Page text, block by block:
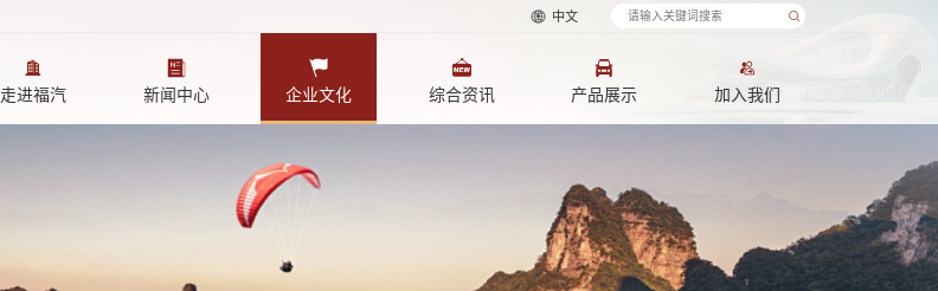
中文
走进福汽 新闻中心 企业文化 综合资讯 产品展示 加入我们